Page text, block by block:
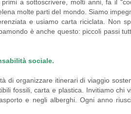
a sottoscrivere, molti anni, fa il
molte parti del mondo. Siamo
e usiamo carta riciclata. Non
è anche questo: piccoli passi
sociale.
di organizzare itinerari di viaggio
fossili, carta e plastica. Invitiamo chi
e negli alberghi. Ogni anno